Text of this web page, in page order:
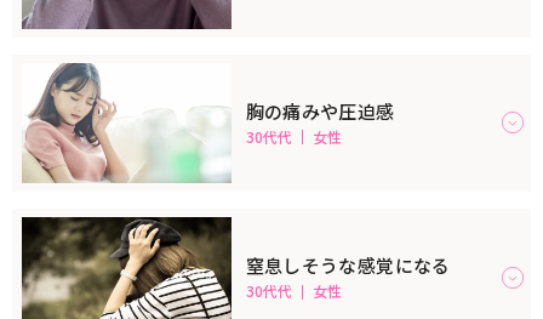
胸の痛みや圧迫感
30代代 女性
窒息しそうな感覚になる
30代代 女性